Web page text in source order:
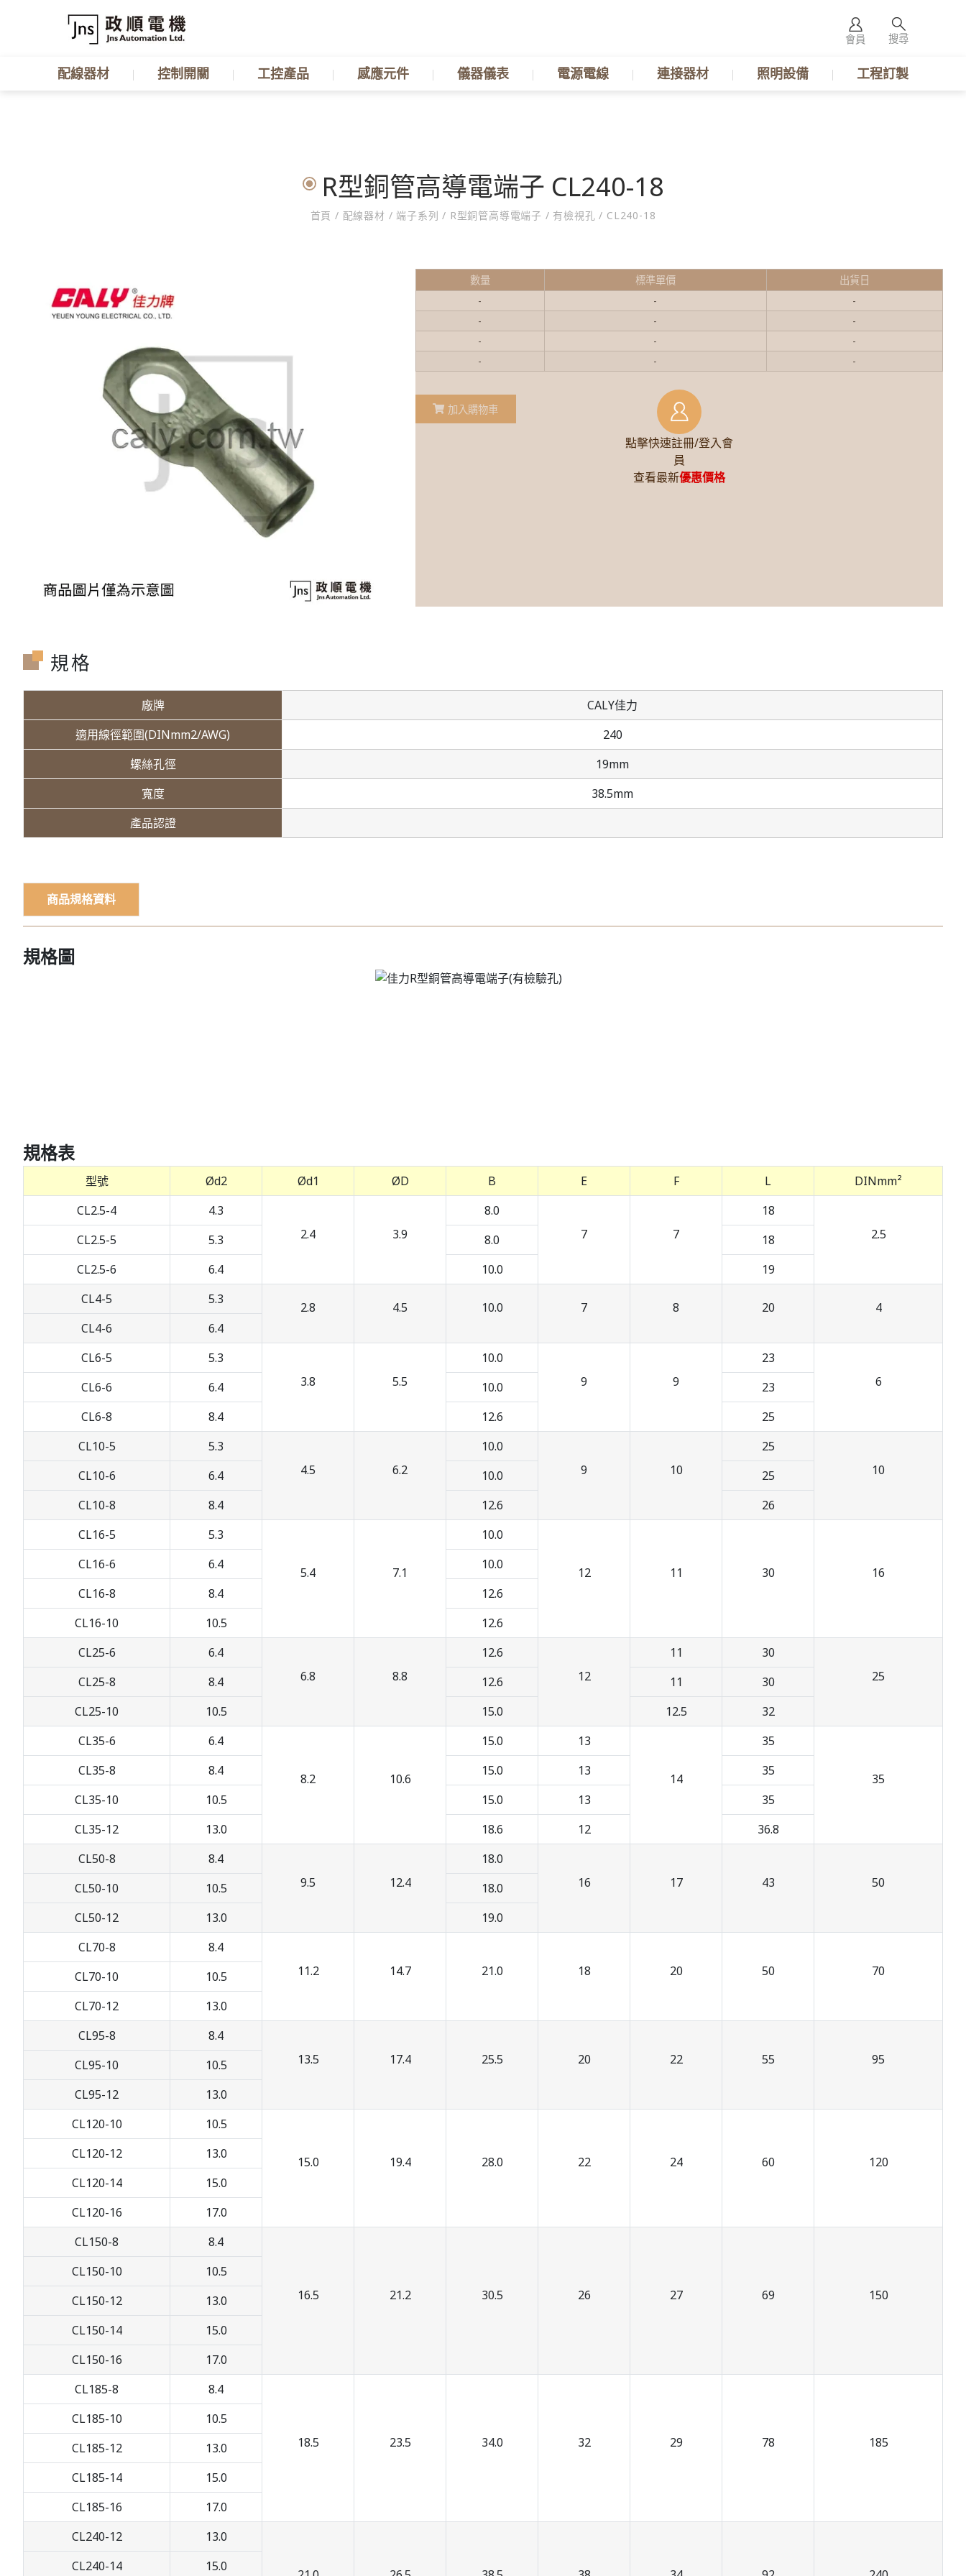
會員 搜尋
配線器材 控制開關 工控產品 感應元件 儀器儀表 電源電線 連接器材 照明設備 工程訂製
R型銅管高導電端子 CL240-18
首頁 / 配線器材 / 端子系列/ R型銅管高導電端子 / 有檢視孔/ CL240-18
點擊快速註冊/登入會
員
查看最新優惠價格
數量 標準單價
出貨日
-
-
-
-
-
-
-
-
-
-
- -
加入購物車
規格
廠牌
CALY佳力
適用線徑範圍(DINmm2/AWG)
240
螺絲孔徑
19mm
寬度
38.5mm
產品認證
商品規格資料
規格圖
規格表
型號 Ød2 Ød1 ØD B E F L
DINmm²
CL2.5-4
4.3
2.4
3.9
8.0
7
7
18
2.5
CL2.5-5 5.3 8.0
18
CL2.5-6
6.4 10.0
19
CL4-5
5.3
2.8 4.5 10.0 7 8 20
4
CL4-6
6.4
CL6-5
5.3
3.8
5.5
10.0
9
9
23
6
CL6-6 6.4 10.0
23
CL6-8
8.4 12.6
25
CL10-5
5.3
4.5
6.2
10.0
9
10
25
10
CL10-6 6.4 10.0
25
CL10-8
8.4 12.6
26
CL16-5
5.3
5.4 7.1
10.0
12 11 30 16
CL16-6 6.4
10.0
CL16-8
8.4
12.6
CL16-10
10.5
12.6
CL25-6
6.4
6.8
8.8
12.6
12
11
30
25
CL25-8 8.4 12.6 11
30
CL25-10
10.5 15.0 12.5
32
CL35-6
6.4
8.2 10.6
15.0 13
14
35
35
CL35-8 8.4 15.0 13
35
CL35-10
10.5 15.0 13
35
CL35-12
13.0 18.6 12
36.8
CL50-8
8.4
9.5
12.4
18.0
16
17 43 50
CL50-10 10.5
18.0
CL50-12
13.0
19.0
CL70-8
8.4
11.2
14.7 21.0 18 20 50 70
CL70-10
10.5
CL70-12
13.0
CL95-8
8.4
13.5
17.4 25.5 20 22 55 95
CL95-10
10.5
CL95-12
13.0
CL120-10
10.5
15.0 19.4 28.0 22 24 60 120
CL120-12
13.0
CL120-14
15.0
CL120-16
17.0
CL150-8
8.4
16.5 21.2 30.5 26 27 69 150
CL150-10
10.5
CL150-12
13.0
CL150-14
15.0
CL150-16
17.0
CL185-8
8.4
18.5 23.5 34.0 32 29 78 185
CL185-10
10.5
CL185-12
13.0
CL185-14
15.0
CL185-16
17.0
CL240-12
13.0
CL240-14 15.0